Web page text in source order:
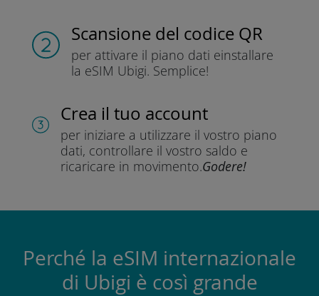
Scansione del codice QR
per attivare il piano dati einstallare
la eSIM Ubigi. Semplice!
Crea il tuo account
per iniziare a utilizzare il vostro piano
dati, controllare il vostro saldo e
ricaricare in movimento.Godere!
Perché la eSIM internazionale
di Ubigi è così grande